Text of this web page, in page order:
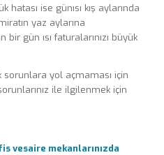
hatası ise günısı kış aylarında
yaz aylarına
bir gün ısı faturalarınızı büyük
sorunlara yol açmaması için
ile ilgilenmek için
vesaire mekanlarınızda